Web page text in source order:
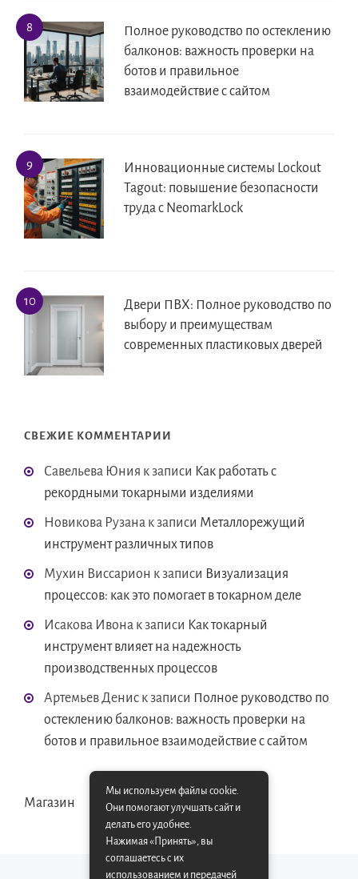
Полное руководство по остеклению
балконов: важность проверки на
ботов и правильное
взаимодействие с сайтом
Инновационные системы Lockout
Tagout: повышение безопасности
труда с NeomarkLock
Двери ПВХ: Полное руководство по
выбору и преимуществам
современных пластиковых дверей
СВЕЖИЕ КОММЕНТАРИИ
Савельева Юния к записи Как работать с
рекордными токарными изделиями
Новикова Рузана к записи Металлорежущий
инструмент различных типов
Мухин Виссарион к записи Визуализация
процессов: как это помогает в токарном деле
Исакова Ивона к записи Как токарный
инструмент влияет на надежность
производственных процессов
Артемьев Денис к записи Полное руководство по
остеклению балконов: важность проверки на
ботов и правильное взаимодействие с сайтом
Магазин
Мы используем файлы cookie.
Они помогают улучшать сайт и
делать его удобнее.
Нажимая «Принять», вы
соглашаетесь с их
использованием и передачей